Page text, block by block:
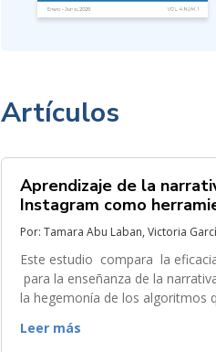
Artículos
Aprendizaje de la
Instagram como
Por: Tamara Abu Laban, Victoria
Este estudio compara la eficacia de documentales y vídeos de Instagram como herramientas de educomunicación
para la enseñanza de la
la hegemonía de los algoritmos que actúan como “ guardianes ” de la
Leer más